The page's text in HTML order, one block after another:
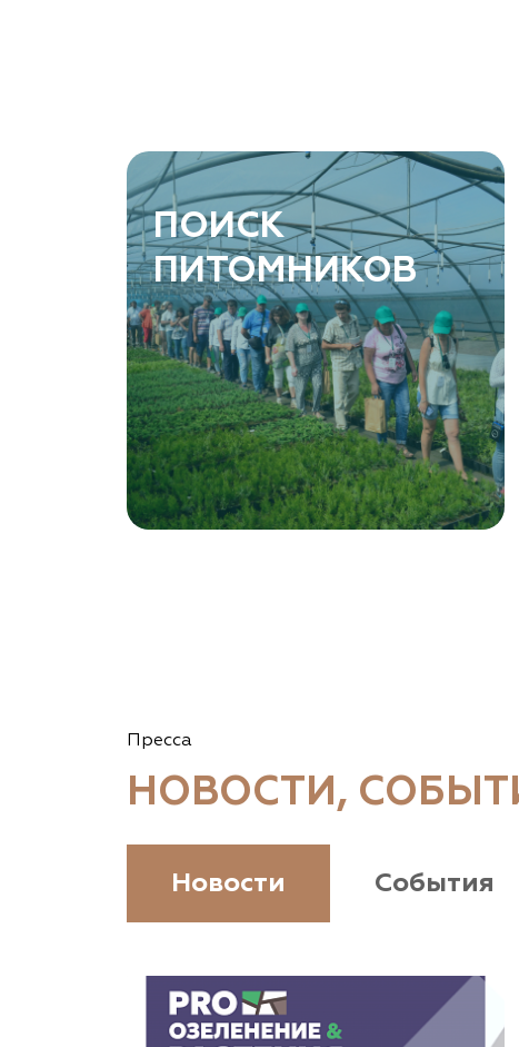
ArtGreen (питомник декоративных
растений, АртГрин)
Ростовская область, Ростов-на-Дону,
Левобережная ул, дом № 37
8 966 206 7222
www.art-green.ru
Garden Group, ООО «Девелопмент Груп»
Томская область, Томский р-н, посёлок
Ветеран-4, СНТ Снабженец
Гомельская область, Гомельский р-н, с/с
Ташкентская область, Зангиатинский р-н, ул.
Канимаева, д. 9
ПОИСК
ПИТОМНИКОВ
Пресса
НОВОСТИ,
Новости События